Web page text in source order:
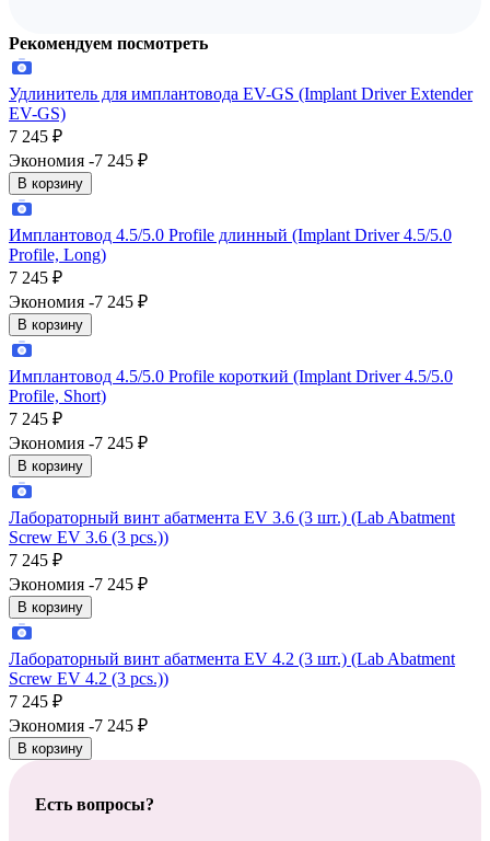
Рекомендуем посмотреть
Удлинитель для имплантовода EV-GS (Implant Driver Extender
EV-GS)
7 245 ₽
Экономия -7 245 ₽
В корзину
Имплантовод 4.5/5.0 Profile длинный (Implant Driver 4.5/5.0
Profile, Long)
7 245 ₽
Экономия -7 245 ₽
В корзину
Имплантовод 4.5/5.0 Profile короткий (Implant Driver 4.5/5.0
Profile, Short)
7 245 ₽
Экономия -7 245 ₽
В корзину
Лабораторный винт абатмента EV 3.6 (3 шт.) (Lab Abatment
Screw EV 3.6 (3 pcs.))
7 245 ₽
Экономия -7 245 ₽
В корзину
Лабораторный винт абатмента EV 4.2 (3 шт.) (Lab Abatment
Screw EV 4.2 (3 pcs.))
7 245 ₽
Экономия -7 245 ₽
В корзину
Есть вопросы?